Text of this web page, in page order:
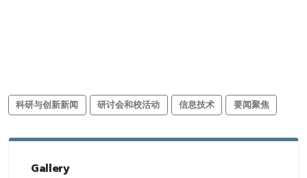
科研与创新新闻 研讨会和校活动 信息技术 要闻聚焦
Gallery